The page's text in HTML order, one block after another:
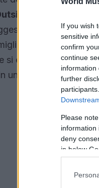
If you wish
sensitive
confirm
continue
information
further
Please
information
deny
in below
Lands 2025
Golden Gate
di
si esibiscono sul
un’atmosfera